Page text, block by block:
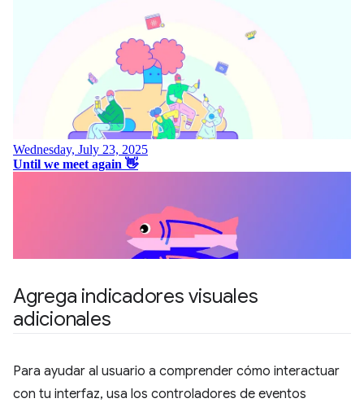
Agrega indicadores visuales
adicionales
Para ayudar al usuario a comprender cómo interactuar
con tu interfaz, usa los controladores de eventos